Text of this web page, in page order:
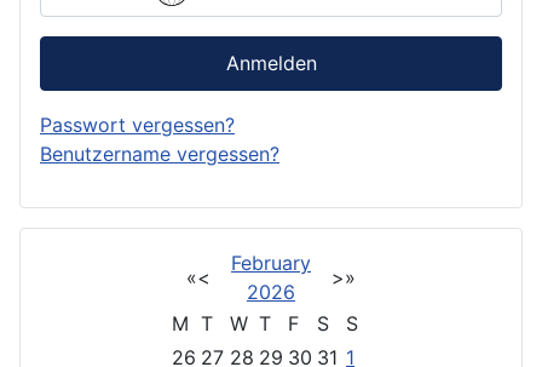
Anmelden
Passwort vergessen?
Benutzername vergessen?
«<
February
2026
>»
M T W T F S
S
26 27 28 29 30 31 1